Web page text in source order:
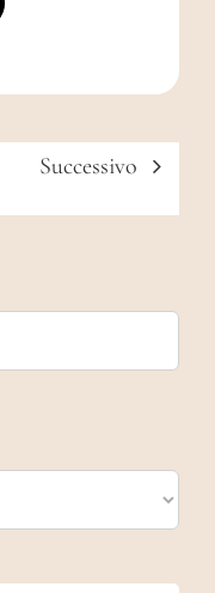
Successivo